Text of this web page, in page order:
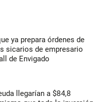
ya prepara órdenes de
sicarios de empresario
de Envigado
llegarían a $84,8